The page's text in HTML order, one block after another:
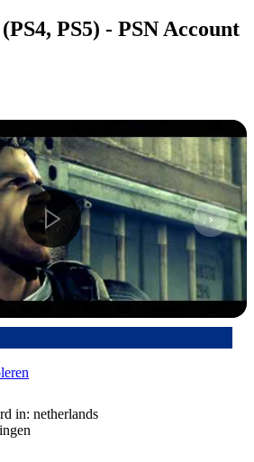
PS5) - PSN Account
in: netherlands